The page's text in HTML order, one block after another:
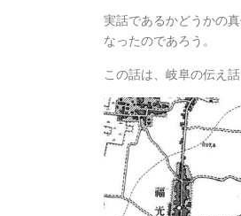
実話であるかどうかの
なったのであろう。
この話は、岐阜の伝え